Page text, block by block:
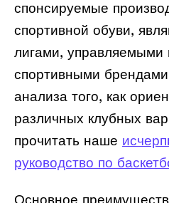
спонсируемые
спортивной обуви,
лигами, управляемыми
спортивными
анализа того, как
различных клубных
прочитать наше
руководство по